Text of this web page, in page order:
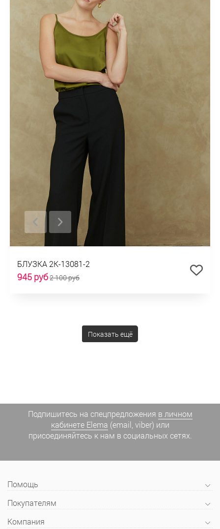
БЛУЗКА 2К-13081-2
945 руб2 100 руб
Показать ещё
Подпишитесь на спецпредложения в личном
кабинете Elema (email, viber) или
присоединяйтесь к нам в социальных сетях.
Помощь
Покупателям
Компания